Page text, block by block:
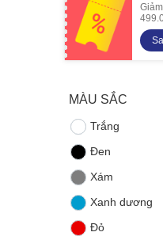
MÀU SẮC
Trắng
Đen
Xám
Xanh dương
Đỏ